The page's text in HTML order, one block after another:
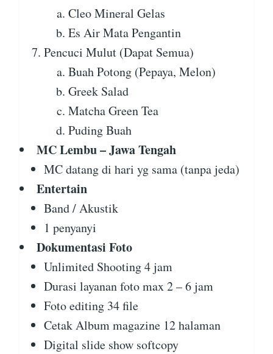
Cleo Mineral Gelas
Es Air Mata Pengantin
Pencuci Mulut (Dapat Semua)
Buah Potong (Pepaya, Melon)
Greek Salad
Matcha Green Tea
Puding Buah
MC Lembu – Jawa Tengah
MC datang di hari yg sama (tanpa jeda)
Entertain
Band / Akustik
1 penyanyi
Dokumentasi Foto
Unlimited Shooting 4 jam
Durasi layanan foto max 2 – 6 jam
Foto editing 34 file
Cetak Album magazine 12 halaman
Digital slide show softcopy